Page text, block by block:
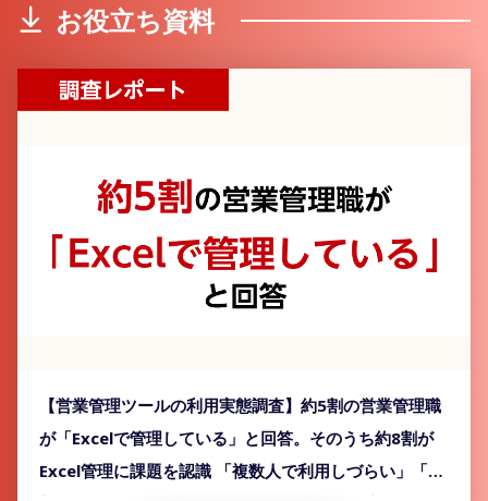
お役立ち資料
【営業管理ツールの利用実態調査】約5割の営業管理職
が「Excelで管理している」と回答。そのうち約8割が
Excel管理に課題を認識 「複数人で利用しづらい」「最